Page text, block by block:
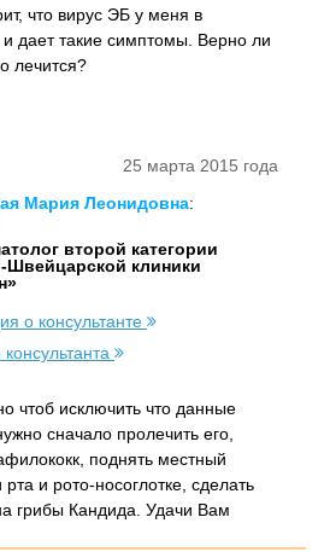
что вирус ЭБ у меня в
дает такие симптомы. Верно ли
лечится?
25 марта 2015 года
Мария Леонидовна:
второй категории
Швейцарской клиники
о консультанте
чтоб исключить что данные
сначало пролечить его,
поднять местный
и рото-носоглотке, сделать
грибы Кандида. Удачи Вам